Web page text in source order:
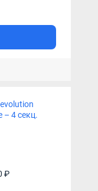
– 4 секц.
₽